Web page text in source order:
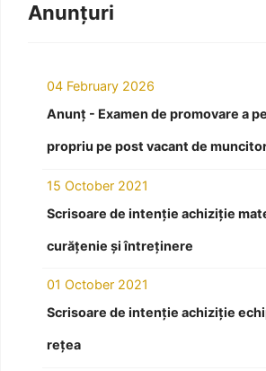
Anunțuri
04 February 2026
Anunț - Examen de promovare a
propriu pe post vacant de
15 October 2021
Scrisoare de intenție achiziție
curățenie și întreținere
01 October 2021
Scrisoare de intenție achiziție
rețea